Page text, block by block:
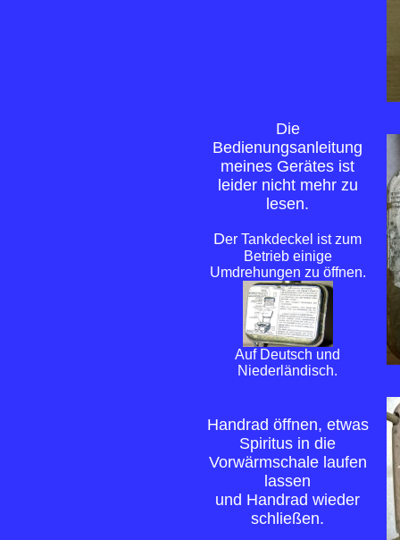
Die
Bedienungsanleitung
meines Gerätes ist
leider nicht mehr zu
lesen.
Der Tankdeckel ist zum
Betrieb einige
Umdrehungen zu öffnen.
Auf Deutsch und
Niederländisch.
Handrad öffnen, etwas
Spiritus in die
Vorwärmschale laufen
lassen
und Handrad wieder
schließen.